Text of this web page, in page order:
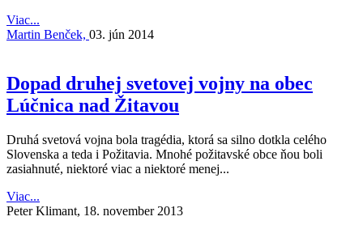
Viac...
Martin Benček, 03. jún 2014
Dopad druhej svetovej vojny na obec
Lúčnica nad Žitavou
Druhá svetová vojna bola tragédia, ktorá sa silno dotkla celého
Slovenska a teda i Požitavia. Mnohé požitavské obce ňou boli
zasiahnuté, niektoré viac a niektoré menej...
Viac...
Peter Klimant, 18. november 2013